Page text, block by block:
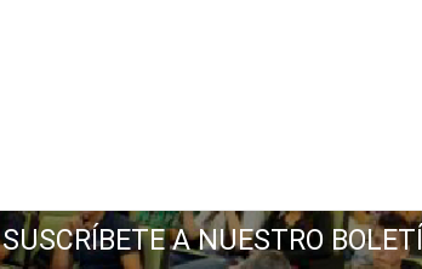
SUSCRÍBETE A NUESTRO